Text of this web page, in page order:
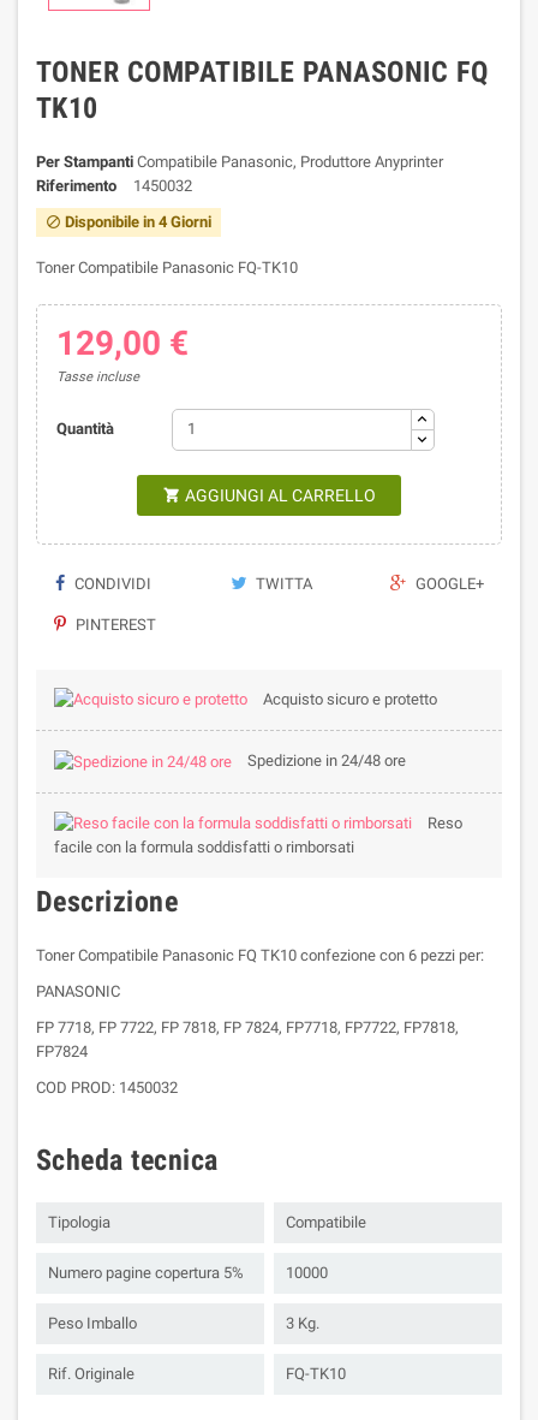
TONER COMPATIBILE PANASONIC FQ
TK10
Per Stampanti Compatibile Panasonic, Produttore Anyprinter
Riferimento
1450032
 Disponibile in 4 Giorni
Toner Compatibile Panasonic FQ-TK10
129,00 €
Tasse incluse
Quantità
 AGGIUNGI AL CARRELLO
CONDIVIDI TWITTA GOOGLE+
PINTEREST
Acquisto sicuro e protetto
Spedizione in 24/48 ore
Reso
facile con la formula soddisfatti o rimborsati
Descrizione
Toner Compatibile Panasonic FQ TK10 confezione con 6 pezzi per:
PANASONIC
FP 7718, FP 7722, FP 7818, FP 7824, FP7718, FP7722, FP7818,
FP7824
COD PROD: 1450032
Scheda tecnica
Tipologia Compatibile
Numero pagine copertura 5% 10000
Peso Imballo 3 Kg.
Rif. Originale FQ-TK10